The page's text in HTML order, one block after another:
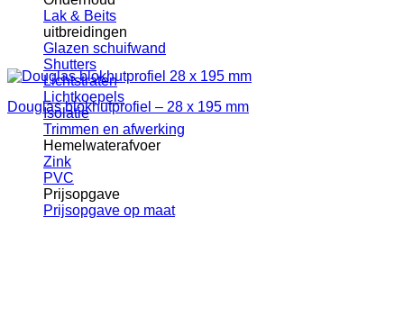
Lak & Beits
uitbreidingen
Glazen schuifwand
Shutters
Lichtstraten
Lichtkoepels
Isolatie
Trimmen en afwerking
Hemelwaterafvoer
Zink
PVC
Prijsopgave
Prijsopgave op maat
Douglas blokhutprofiel – 28 x 195 mm